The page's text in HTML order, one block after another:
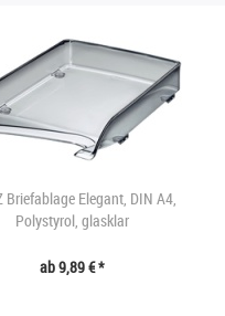
Briefablage Elegant, DIN A4,
Polystyrol, glasklar
ab 9,89 € *